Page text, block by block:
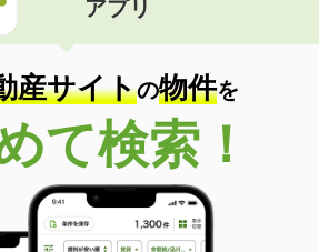
アプリ
産サイトの物件を
て検索！